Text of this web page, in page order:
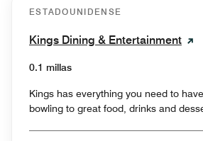
ESTADOUNIDENSE
Kings Dining & Entertainment
0.1 millas
Kings has everything you need to
bowling to great food, drinks and